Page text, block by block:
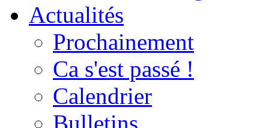
Actualités
Prochainement
Ca s'est passé !
Calendrier
Bulletins